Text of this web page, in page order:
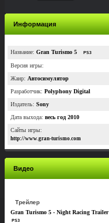
Информация
Название: Gran Turismo 5 PS3
Версия игры:
Жанр: Автосимулятор
Разработчик: Polyphony Digital
Издатель: Sony
Дата выхода: весь год 2010
Сайты игры:
http://www.gran-turismo.com
Видео
Трейлер
Gran Turismo 5 - Night Racing Trailer
PS3